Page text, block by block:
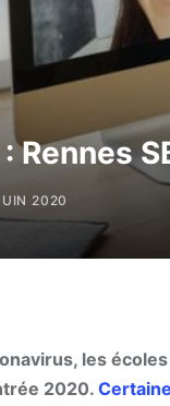
Rennes
2020
les
2020.